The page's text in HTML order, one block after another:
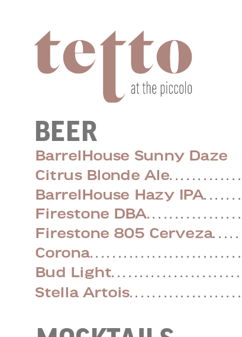
BEER
BarrelHouse Sunny Daze
Citrus Blonde Ale. . . . . . . . . . . .
BarrelHouse Hazy IPA. . . . . .
Firestone DBA. . . . . . . . . . . . . . . .
Firestone 805 Cerveza. . . . .
Corona. . . . . . . . . . . . . . . . . . . . . . . . . .
Bud Light. . . . . . . . . . . . . . . . . . . . . .
Stella Artois. . . . . . . . . . . . . . . . . . .